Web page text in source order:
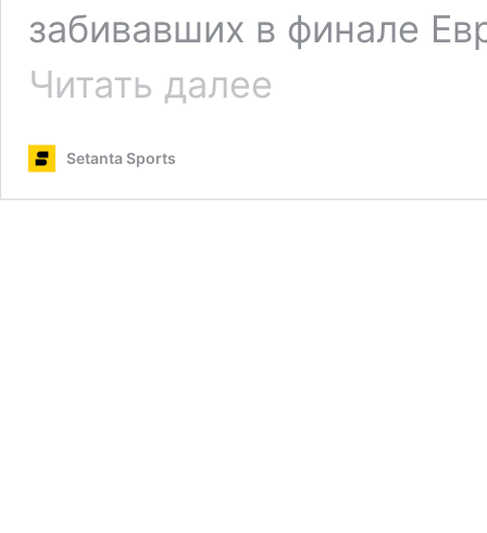
забивавших в финале
Читать далее
Setanta Sports